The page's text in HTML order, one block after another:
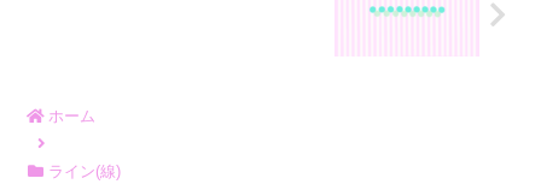
ホーム
ライン(線)